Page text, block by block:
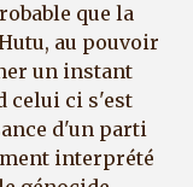
que la
au pouvoir
un instant
celui ci s'est
d'un parti
interprété